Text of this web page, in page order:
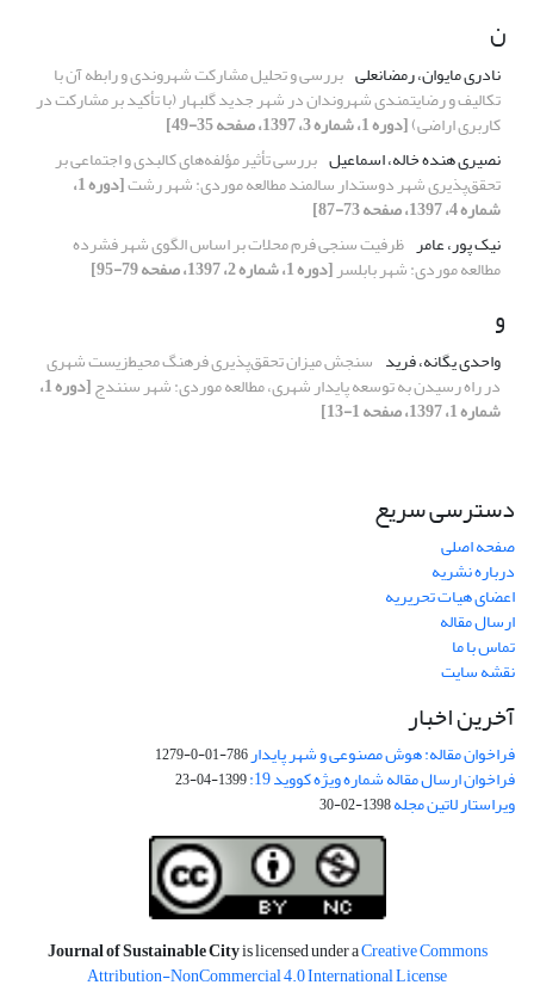
ن
نادری مایوان، رمضانعلی بررسی و تحلیل مشارکت شهروندی و رابطه آن با
تکالیف و رضایتمندی شهروندان در شهر جدید گلبهار (با تأکید بر مشارکت در
کاربری اراضی)[دوره 1، شماره 3، 1397، صفحه 35-49]
نصیری هنده خاله، اسماعیل بررسی تأثیر مؤلفه‌های کالبدی و اجتماعی بر
تحقق‌پذیری شهر دوستدار سالمند مطالعه موردی: شهر رشت [دوره 1،
شماره 4، 1397، صفحه 73-87]
نیک پور، عامر ظرفیت سنجی فرم محلات بر اساس الگوی شهر فشرده
مطالعه موردی: شهر بابلسر[دوره 1، شماره 2، 1397، صفحه 79-95]
و
واحدی یگانه، فرید سنجش میزان تحقق‌پذیری فرهنگ محیط‌زیست شهری
در راه رسیدن به توسعه پایدار شهری، مطالعه موردی: شهر سنندج [دوره 1،
شماره 1، 1397، صفحه 1-13]
دسترسی سریع
صفحه اصلی
درباره نشریه
اعضای هیات تحریریه
ارسال مقاله
تماس با ما
نقشه سایت
آخرین اخبار
فراخوان مقاله: هوش مصنوعی و شهر پایدار786-01-0-1279
فراخوان ارسال مقاله شماره ویژه کووید 19: 1399-04-23
ویراستار لاتین مجله1398-02-30
Journal of Sustainable Cityis licensed under aCreative Commons
Attribution-NonCommercial 4.0 International License